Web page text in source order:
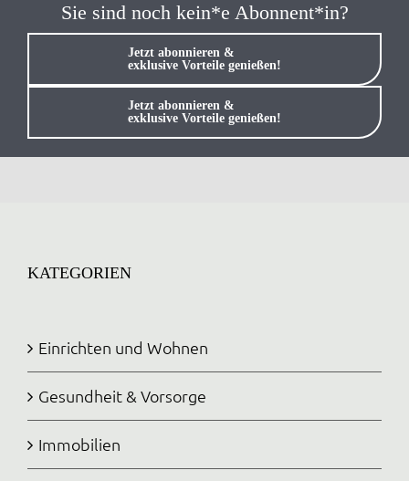
KONTAKT
Anmelden / Registrieren
Sie sind noch kein*e Abonnent*in?
Jetzt abonnieren &
exklusive Vorteile genießen!
Jetzt abonnieren &
exklusive Vorteile genießen!
KATEGORIEN
Einrichten und Wohnen
Gesundheit & Vorsorge
Immobilien